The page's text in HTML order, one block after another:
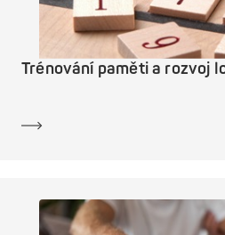
Trénování paměti a rozvoj